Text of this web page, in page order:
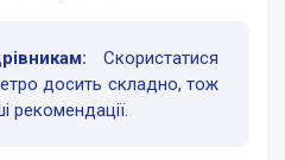
Скористатися
досить складно, тож
рекомендації.